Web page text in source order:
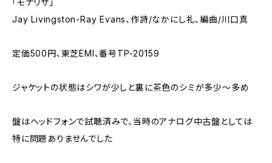
「モナリザ」
Jay Livingston-Ray Evans、作詩/なかにし礼、編曲/川口真
定価500円、東芝EMI、番号TP-20159
ジャケットの状態はシワが少しと裏に茶色のシミが多少～多め
盤はヘッドフォンで試聴済みで、当時のアナログ中古盤としては
特に問題ありませんでした